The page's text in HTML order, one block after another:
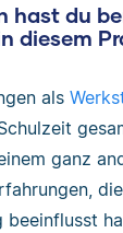
hast du
diesem
als
ganz
beeinflusst